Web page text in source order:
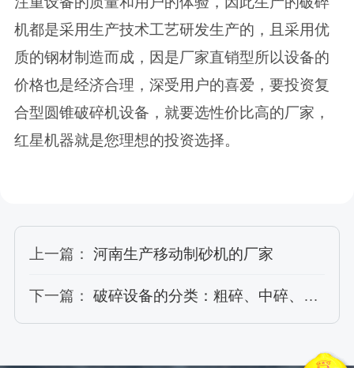
机都是采用生产技术工艺研发生产的，且采用优
质的钢材制造而成，因是厂家直销型所以设备的
价格也是经济合理，深受用户的喜爱，要投资复
合型圆锥破碎机设备，就要选性价比高的厂家，
红星机器就是您理想的投资选择。
上一篇： 河南生产移动制砂机的厂家
下一篇： 破碎设备的分类：粗碎、中碎、细碎设备